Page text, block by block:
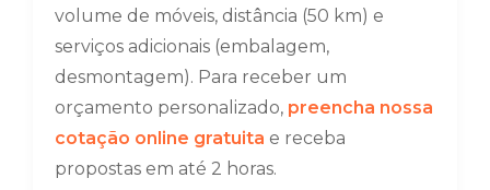
volume de móveis, distância (50 km) e
serviços adicionais (embalagem,
desmontagem). Para receber um
orçamento personalizado, preencha nossa
cotação online gratuita e receba
propostas em até 2 horas.